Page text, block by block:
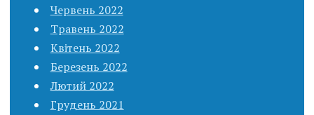
Червень 2022
Травень 2022
Квітень 2022
Березень 2022
Лютий 2022
Грудень 2021